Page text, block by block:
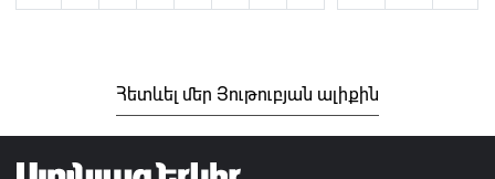
Հետևել մեր Յութուբյան ալիքին